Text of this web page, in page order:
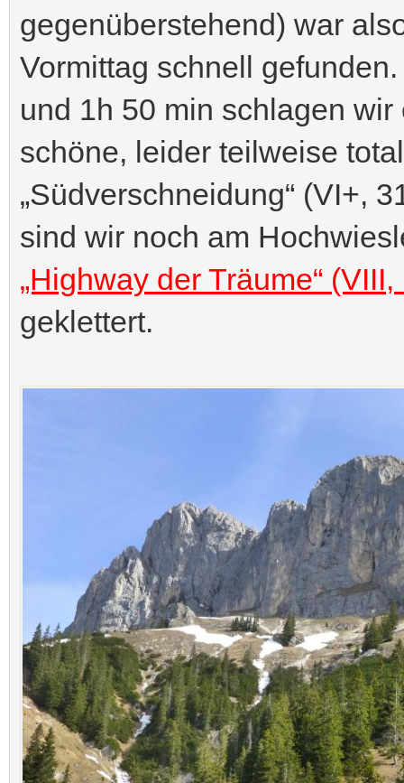
gegenüberstehend) war
Vormittag schnell
und 1h 50 min schlagen
schöne, leider teilweise
„Südverschneidung“ (VI+,
sind wir noch am
„Highway der Träume“
geklettert.